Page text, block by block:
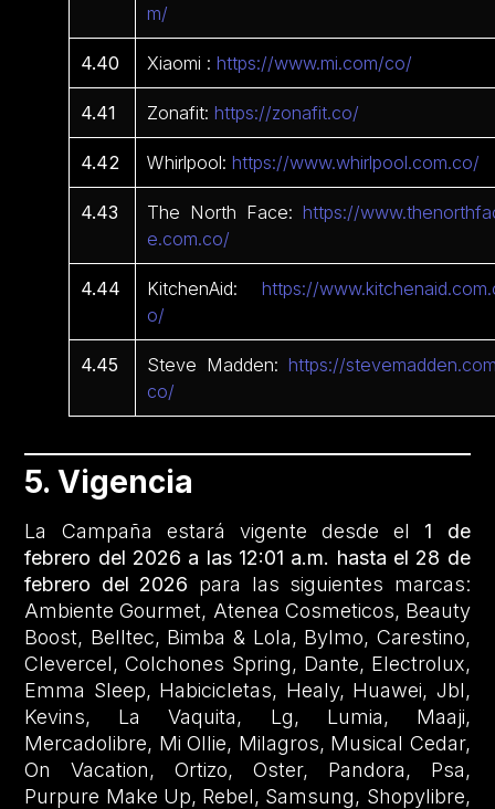
m/
4.40 Xiaomi :https://www.mi.com/co/
4.41 Zonafit:https://zonafit.co/
4.42 Whirlpool:https://www.whirlpool.com.co/
4.43 The North Face:https://
e.com.co/
4.44 KitchenAid:https://
o/
4.45 Steve Madden:https://
co/
5. Vigencia
La Campaña estará vigente desde el
1 de
febrero del 2026 a las 12:01 a.m. hasta el 28 de
febrero del 2026 para las siguientes marcas:
Ambiente Gourmet, Atenea Cosmeticos, Beauty
Boost, Belltec, Bimba & Lola, Bylmo, Carestino,
Clevercel, Colchones Spring, Dante, Electrolux,
Emma Sleep, Habicicletas, Healy, Huawei, Jbl,
Kevins, La Vaquita, Lg, Lumia, Maaji,
Mercadolibre, Mi Ollie, Milagros, Musical Cedar,
On Vacation, Ortizo, Oster, Pandora, Psa,
Purpure Make Up, Rebel, Samsung, Shopylibre,